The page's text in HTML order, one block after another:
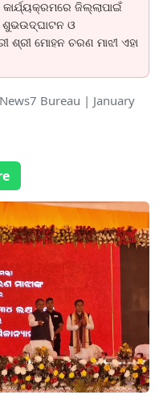
ଜିଲ୍ଲାପାଇଁ
ଶୁଭଉଦ୍ଘାଟନ ଓ
ମୋହନ ଚରଣ ମାଝୀ ଏହା
Bureau | January